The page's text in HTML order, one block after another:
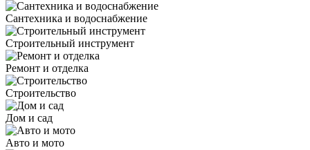
Сантехника и водоснабжение
Строительный инструмент
Ремонт и отделка
Строительство
Дом и сад
Авто и мото